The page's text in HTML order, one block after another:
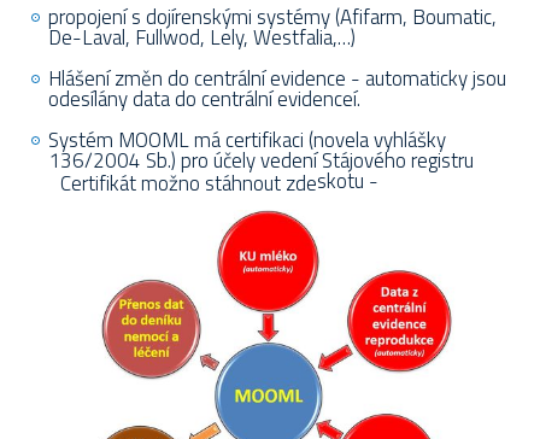
propojení s dojírenskými systémy (Afifarm, Boumatic,
De-Laval, Fullwod, Lely, Westfalia,…)
Hlášení změn do centrální evidence - automaticky jsou
odesílány data do centrální evidenceí.
Systém MOOML má certifikaci (novela vyhlášky
136/2004 Sb.) pro účely vedení Stájového registru
skotu -
Certifikát možno stáhnout zde